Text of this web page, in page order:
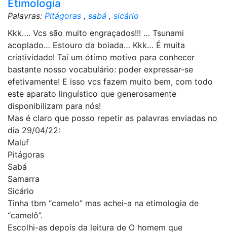
Etimologia
Palavras: Pitágoras , sabá , sicário
Kkk…. Vcs são muito engraçados!!! … Tsunami
acoplado… Estouro da boiada… Kkk… É muita
criatividade! Taí um ótimo motivo para conhecer
bastante nosso vocabulário: poder expressar-se
efetivamente! E isso vcs fazem muito bem, com todo
este aparato linguístico que generosamente
disponibilizam para nós!
Mas é claro que posso repetir as palavras enviadas no
dia 29/04/22:
Maluf
Pitágoras
Sabá
Samarra
Sicário
Tinha tbm “camelo” mas achei-a na etimologia de
“camelô”.
Escolhi-as depois da leitura de O homem que